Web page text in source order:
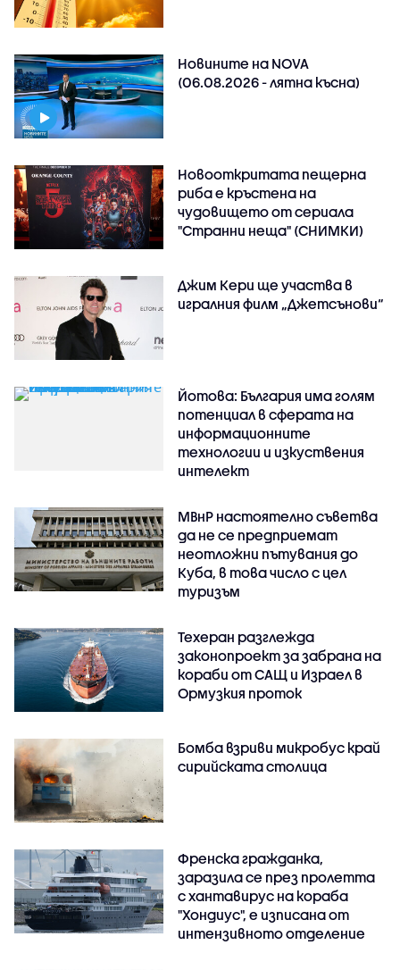
Новините на NOVA
(06.08.2026 - лятна късна)
Новооткритата пещерна
риба е кръстена на
чудовището от сериала
"Странни неща" (СНИМКИ)
Джим Кери ще участва в
игралния филм „Джетсънови“
Йотова: България има голям
потенциал в сферата на
информационните
технологии и изкуствения
интелект
МВнР настоятелно съветва
да не се предприемат
неотложни пътувания до
Куба, в това число с цел
туризъм
Техеран разглежда
законопроект за забрана на
кораби от САЩ и Израел в
Ормузкия проток
Бомба взриви микробус край
сирийската столица
Френска гражданка,
заразила се през пролетта
с хантавирус на кораба
"Хондиус", е изписана от
интензивното отделение